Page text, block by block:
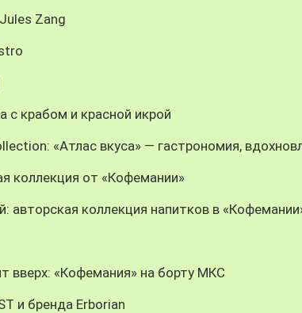
Zang
крабом и красной икрой
«Атлас вкуса» — гастрономия,
коллекция от «Кофемании»
коллекция напитков в
вверх: «Кофемания» на борту МКС
и бренда Erborian